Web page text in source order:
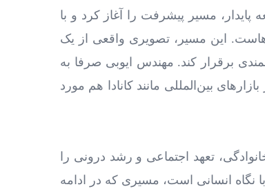
مسیر پیشرفت را آغاز کرد و با
این مسیر، تصویری واقعی از یک
برقرار کند. مهندس ایوبی صرفا به
بین‌المللی مانند کانادا هم مورد
تعهد اجتماعی و رشد درونی را
انسانی است، مسیری که در ادامه